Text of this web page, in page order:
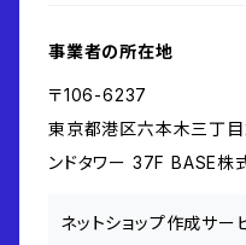
事業者の所在地
〒106-6237
東京都港区六本木三丁
ンドタワー 37F BASE株
ネットショップ作成サー